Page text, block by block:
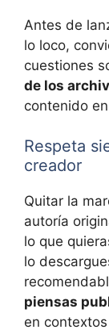
Antes de
lo loco,
cuestiones
de los
contenido
Respeta
creador
Quitar la
autoría
lo que
lo
piensas
en